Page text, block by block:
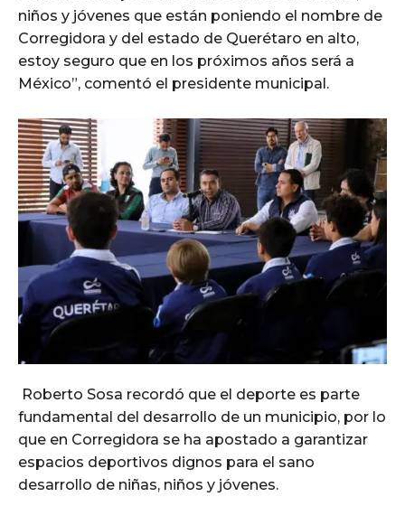
niños y jóvenes que están poniendo el nombre de
Corregidora y del estado de Querétaro en alto,
estoy seguro que en los próximos años será a
México”, comentó el presidente municipal.
Roberto Sosa recordó que el deporte es parte
fundamental del desarrollo de un municipio, por lo
que en Corregidora se ha apostado a garantizar
espacios deportivos dignos para el sano
desarrollo de niñas, niños y jóvenes.